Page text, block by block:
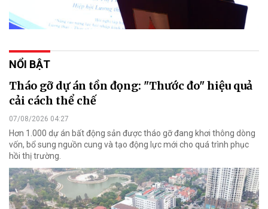
NỔI BẬT
Tháo gỡ dự án tồn đọng: "Thước đo" hiệu quả
cải cách thể chế
07/08/2026 04:27
Hơn 1.000 dự án bất động sản được tháo gỡ đang khơi thông dòng
vốn, bổ sung nguồn cung và tạo động lực mới cho quá trình phục
hồi thị trường.